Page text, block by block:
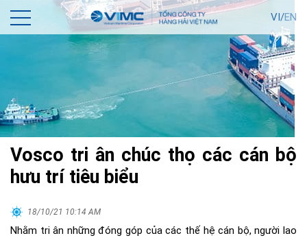
VI/EN
Vosco tri ân chúc thọ các cán bộ
hưu trí tiêu biểu
18/10/21 10:14 AM
Nhằm tri ân những đóng góp của các thế hệ cán bộ, người lao